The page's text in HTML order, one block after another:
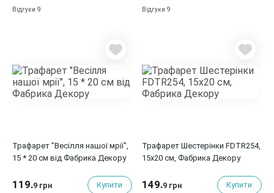
Відгуки 9 Відгуки 9
Трафарет "Весілля нашої мрії",
15 * 20 см від Фабрика Декору
119.9 грн Купити
Трафарет Шестерінки FDTR254,
15х20 см, Фабрика Декору
149.9 грн Купити